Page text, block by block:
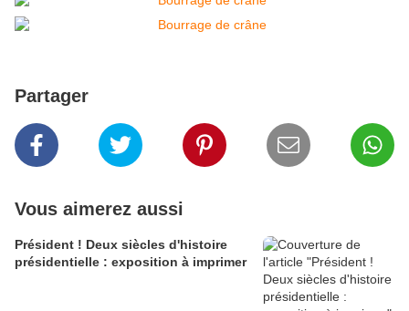
Partager
Vous aimerez aussi
Président ! Deux siècles d'histoire
présidentielle : exposition à imprimer